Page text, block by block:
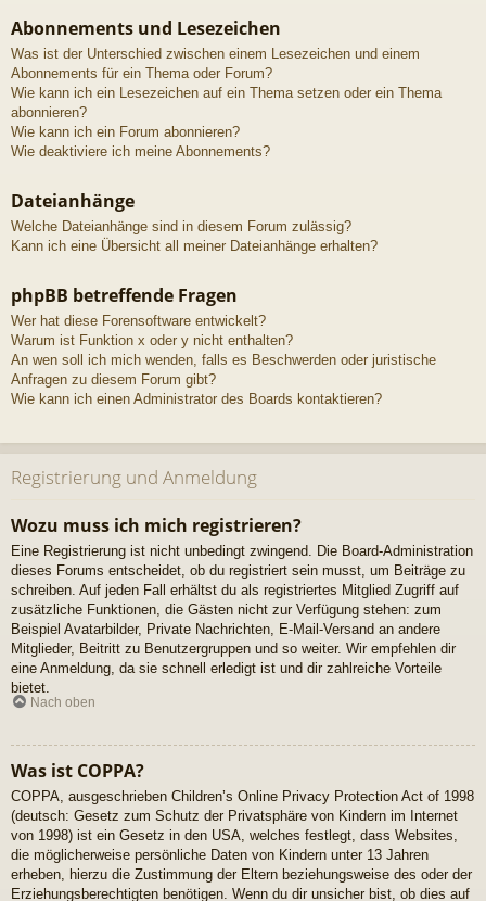
Abonnements und Lesezeichen
Was ist der Unterschied zwischen einem Lesezeichen und einem
Abonnements für ein Thema oder Forum?
Wie kann ich ein Lesezeichen auf ein Thema setzen oder ein Thema
abonnieren?
Wie kann ich ein Forum abonnieren?
Wie deaktiviere ich meine Abonnements?
Dateianhänge
Welche Dateianhänge sind in diesem Forum zulässig?
Kann ich eine Übersicht all meiner Dateianhänge erhalten?
phpBB betreffende Fragen
Wer hat diese Forensoftware entwickelt?
Warum ist Funktion x oder y nicht enthalten?
An wen soll ich mich wenden, falls es Beschwerden oder juristische
Anfragen zu diesem Forum gibt?
Wie kann ich einen Administrator des Boards kontaktieren?
Registrierung und Anmeldung
Wozu muss ich mich registrieren?
Eine Registrierung ist nicht unbedingt zwingend. Die Board-Administration
dieses Forums entscheidet, ob du registriert sein musst, um Beiträge zu
schreiben. Auf jeden Fall erhältst du als registriertes Mitglied Zugriff auf
zusätzliche Funktionen, die Gästen nicht zur Verfügung stehen: zum
Beispiel Avatarbilder, Private Nachrichten, E-Mail-Versand an andere
Mitglieder, Beitritt zu Benutzergruppen und so weiter. Wir empfehlen dir
eine Anmeldung, da sie schnell erledigt ist und dir zahlreiche Vorteile
bietet.
Nach oben
Was ist COPPA?
COPPA, ausgeschrieben Children’s Online Privacy Protection Act of 1998
(deutsch: Gesetz zum Schutz der Privatsphäre von Kindern im Internet
von 1998) ist ein Gesetz in den USA, welches festlegt, dass Websites,
die möglicherweise persönliche Daten von Kindern unter 13 Jahren
erheben, hierzu die Zustimmung der Eltern beziehungsweise des oder der
Erziehungsberechtigten benötigen. Wenn du dir unsicher bist, ob dies auf